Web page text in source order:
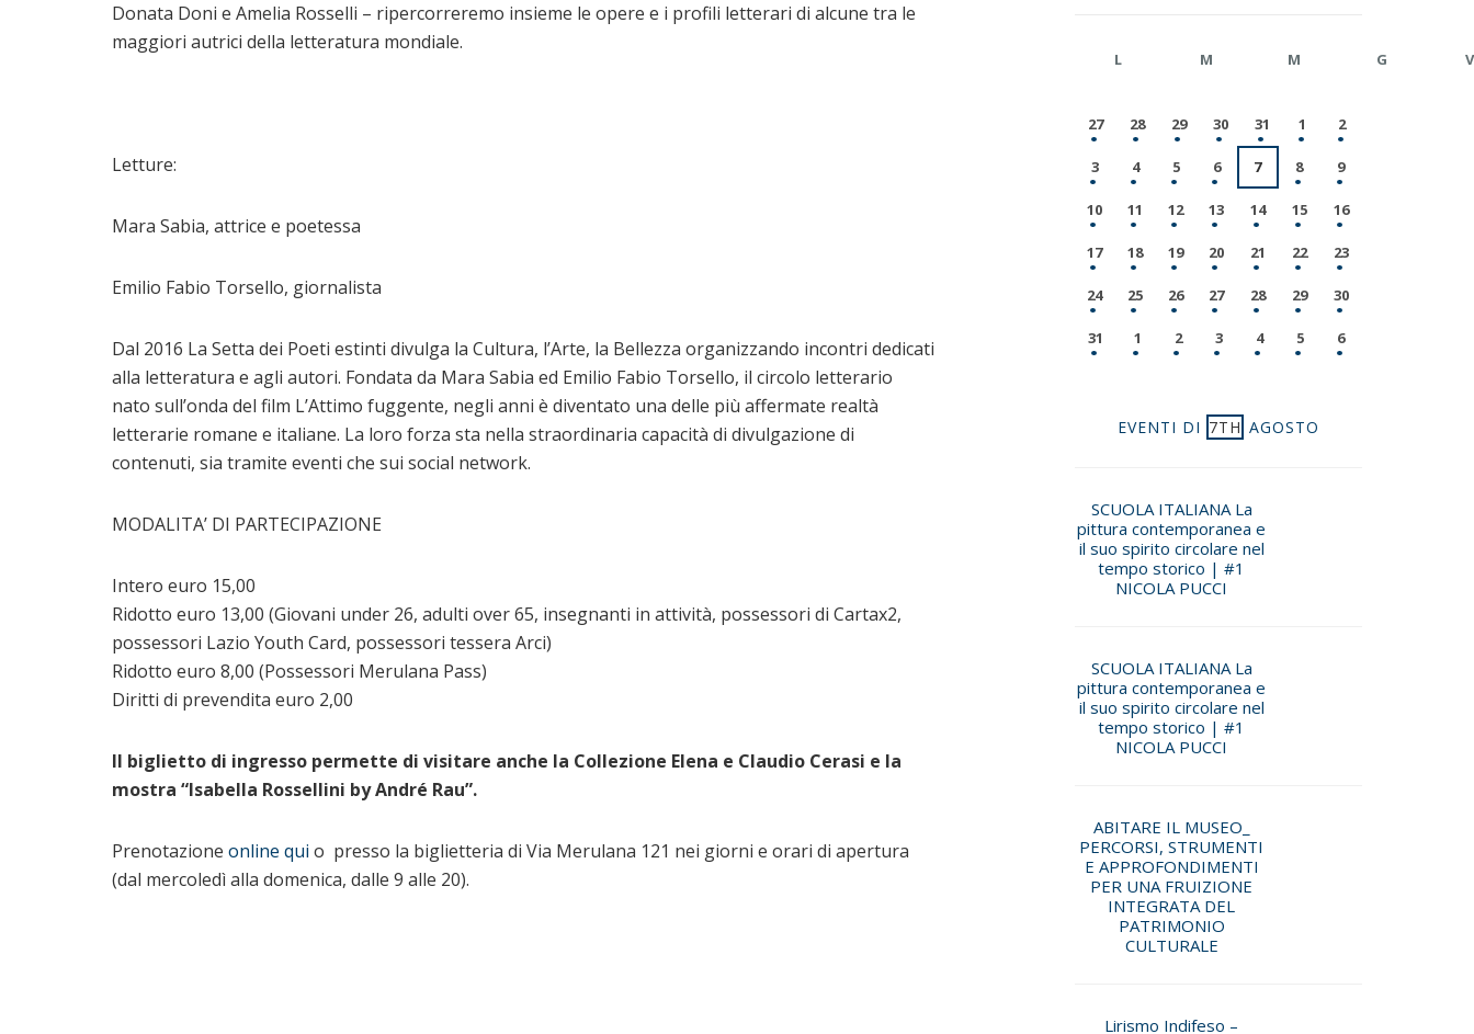
Donata Doni e Amelia Rosselli – ripercorreremo insieme le opere e i profili letterari di alcune tra le
maggiori autrici della letteratura mondiale.
Letture:
Mara Sabia, attrice e poetessa
Emilio Fabio Torsello, giornalista
Dal 2016 La Setta dei Poeti estinti divulga la Cultura, l’Arte, la Bellezza organizzando incontri dedicati
alla letteratura e agli autori. Fondata da Mara Sabia ed Emilio Fabio Torsello, il circolo letterario
nato sull’onda del film L’Attimo fuggente, negli anni è diventato una delle più affermate realtà
letterarie romane e italiane. La loro forza sta nella straordinaria capacità di divulgazione di
contenuti, sia tramite eventi che sui social network.
MODALITA’ DI PARTECIPAZIONE
Intero euro 15,00
Ridotto euro 13,00 (Giovani under 26, adulti over 65, insegnanti in attività, possessori di Cartax2,
possessori Lazio Youth Card, possessori tessera Arci)
Ridotto euro 8,00 (Possessori Merulana Pass)
Diritti di prevendita euro 2,00
Il biglietto di ingresso permette di visitare anche la Collezione Elena e Claudio Cerasi e la
mostra “Isabella Rossellini by André Rau”.
Prenotazione online qui o presso la biglietteria di Via Merulana 121 nei giorni e orari di apertura
(dal mercoledì alla domenica, dalle 9 alle 20).
L M M G V
27 28 29 30 31 1 2
3 4 5 6 7 8 9
10 11 12 13 14 15 16
17 18 19 20 21 22 23
24 25 26 27 28 29 30
31 1 2 3 4 5 6
EVENTI DI 7TH AGOSTO
SCUOLA ITALIANA La
pittura contemporanea e
il suo spirito circolare nel
tempo storico | #1
NICOLA PUCCI
SCUOLA ITALIANA La
pittura contemporanea e
il suo spirito circolare nel
tempo storico | #1
NICOLA PUCCI
ABITARE IL MUSEO_
PERCORSI, STRUMENTI
E APPROFONDIMENTI
PER UNA FRUIZIONE
INTEGRATA DEL
PATRIMONIO
CULTURALE
Lirismo Indifeso –